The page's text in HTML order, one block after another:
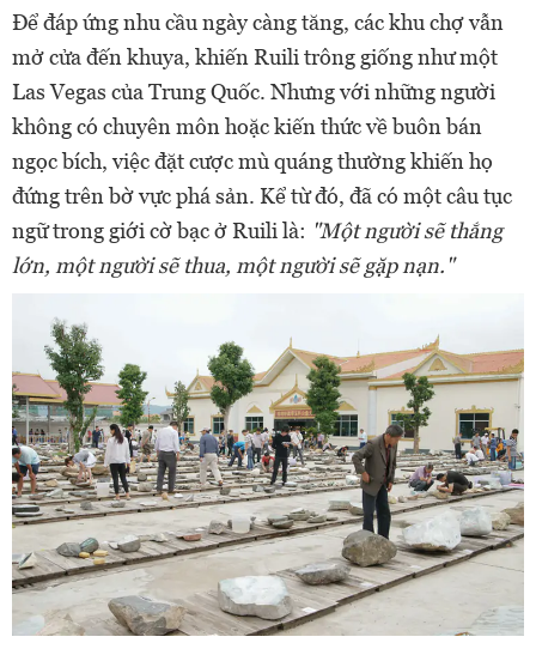
Để đáp ứng nhu cầu ngày càng tăng, các khu chợ vẫn
mở cửa đến khuya, khiến Ruili trông giống như một
Las Vegas của Trung Quốc. Nhưng với những người
không có chuyên môn hoặc kiến ​​thức về buôn bán
ngọc bích, việc đặt cược mù quáng thường khiến họ
đứng trên bờ vực phá sản. Kể từ đó, đã có một câu tục
ngữ trong giới cờ bạc ở Ruili là: "Một người sẽ thắng
lớn, một người sẽ thua, một người sẽ gặp nạn."